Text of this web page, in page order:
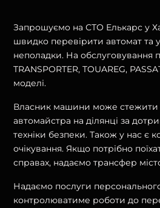
Запрошуємо на СТО Елькарс у
швидко перевірити автомат та
неполадки. На обслуговування
TRANSPORTER, TOUAREG,
моделі.
Власник машини може стежити
автомайстра на ділянці за
техніки безпеки. Також у нас є
очікування. Якщо потрібно
справах, надаємо трансфер
Надаємо послуги
контролюватиме роботи до